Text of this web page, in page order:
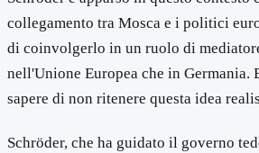
collegamento tra Mosca e i politici
di coinvolgerlo in un ruolo di
nell'Unione Europea che in Germania.
sapere di non ritenere questa idea
Schröder, che ha guidato il governo